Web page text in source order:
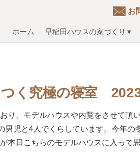
お
ホーム 早稲田ハウスの家づくり
く究極の寝室
り、モデルハウスや内覧をさせて頂
児と4人でくらしています。今年の
本日こちらのモデルハウスに入って